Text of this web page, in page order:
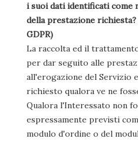
i suoi dati identificati come
della prestazione richiesta?
GDPR)
La raccolta ed il
per dar seguito alle
all'erogazione del
richiesto qualora ve ne
Qualora l'Interessato non
espressamente previsti
modulo d'ordine o del